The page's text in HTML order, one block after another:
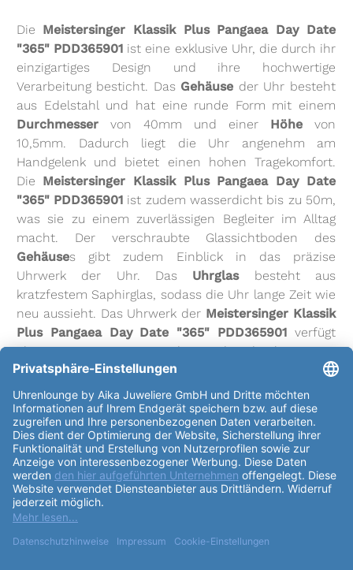
Die Meistersinger Klassik Plus Pangaea Day Date
"365" PDD365901 ist eine exklusive Uhr, die durch ihr
einzigartiges Design und ihre hochwertige
Verarbeitung besticht. Das Gehäuse der Uhr besteht
aus Edelstahl und hat eine runde Form mit einem
Durchmesser von 40mm und einer Höhe von
10,5mm. Dadurch liegt die Uhr angenehm am
Handgelenk und bietet einen hohen Tragekomfort.
Die Meistersinger Klassik Plus Pangaea Day Date
"365" PDD365901 ist zudem wasserdicht bis zu 50m,
was sie zu einem zuverlässigen Begleiter im Alltag
macht. Der verschraubte Glassichtboden des
Gehäuses gibt zudem Einblick in das präzise
Uhrwerk der Uhr. Das Uhrglasbesteht aus
kratzfestem Saphirglas, sodass die Uhr lange Zeit wie
neu aussieht. Das Uhrwerk der Meistersinger Klassik
Plus Pangaea Day Date "365" PDD365901 verfügt
über 26 Steine und wird durch einen
Automatikaufzug betrieben. Die
Gangreserve des
Uhrwerksbeträgt bis zu 38 Stunden, sodass die Uhr
auch nach längerem Tragen zuverlässig läuft. Das
Kaliberdes Uhrwerks kann wahlweise ETA 2836-2
oder Sellita SW220-1 sein, beide Werke sind
baugleich und stehen für höchste Schweizer
Qualität. DieMeistersinger Klassik Plus Pangaea Day
Date "365" PDD365901
Zifferblatt
Armbandder Uhr besteht aus hochwertigem